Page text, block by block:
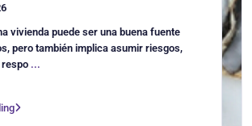
vivienda puede ser una buena fuente
pero también implica asumir riesgos,
...